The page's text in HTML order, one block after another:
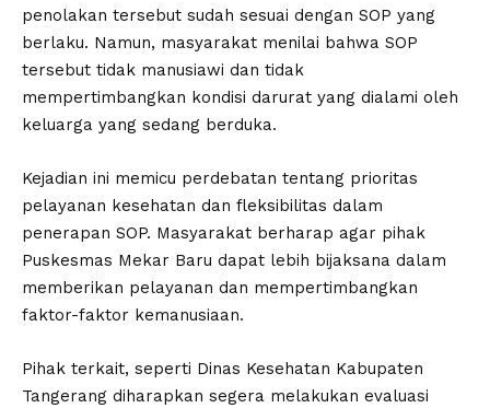
penolakan tersebut sudah sesuai dengan SOP yang
berlaku. Namun, masyarakat menilai bahwa SOP
tersebut tidak manusiawi dan tidak
mempertimbangkan kondisi darurat yang dialami oleh
keluarga yang sedang berduka.
Kejadian ini memicu perdebatan tentang prioritas
pelayanan kesehatan dan fleksibilitas dalam
penerapan SOP. Masyarakat berharap agar pihak
Puskesmas Mekar Baru dapat lebih bijaksana dalam
memberikan pelayanan dan mempertimbangkan
faktor-faktor kemanusiaan.
Pihak terkait, seperti Dinas Kesehatan Kabupaten
Tangerang diharapkan segera melakukan evaluasi